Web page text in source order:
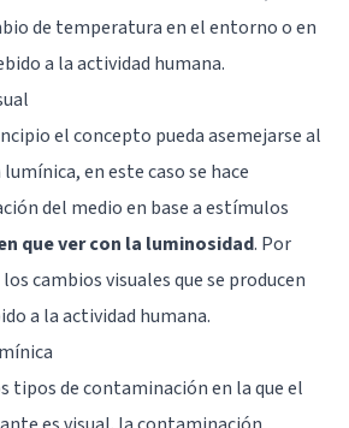
de temperatura en el entorno o en
a la actividad humana.
el concepto pueda asemejarse al
en este caso se hace
del medio en base a estímulos
que ver con la luminosidad. Por
cambios visuales que se producen
a la actividad humana.
tipos de contaminación en la que el